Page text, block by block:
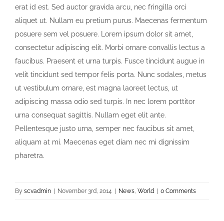
erat id est. Sed auctor gravida arcu, nec fringilla orci
aliquet ut. Nullam eu pretium purus. Maecenas fermentum
posuere sem vel posuere. Lorem ipsum dolor sit amet,
consectetur adipiscing elit. Morbi ornare convallis lectus a
faucibus. Praesent et urna turpis. Fusce tincidunt augue in
velit tincidunt sed tempor felis porta. Nunc sodales, metus
ut vestibulum ornare, est magna laoreet lectus, ut
adipiscing massa odio sed turpis. In nec lorem porttitor
urna consequat sagittis. Nullam eget elit ante.
Pellentesque justo urna, semper nec faucibus sit amet,
aliquam at mi. Maecenas eget diam nec mi dignissim
pharetra.
By scvadmin November 3rd, 2014 News, World 0 Comments